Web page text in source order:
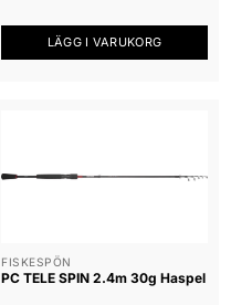
LÄGG I VARUKORG
FISKESPÖN
PC TELE SPIN 2.4m 30g Haspel